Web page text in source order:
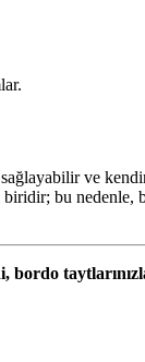
ve
bu nedenle,
bordo